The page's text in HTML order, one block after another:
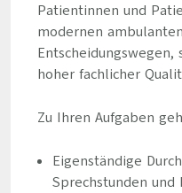
Patientinnen und
modernen
hoher fachlicher
Zu Ihren Aufgaben
Eigenständige
Sprechstunden und